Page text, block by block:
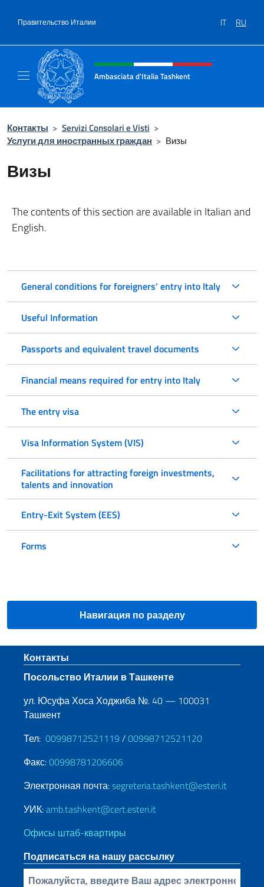
Правительство Италии IT RU
Шапка сайта, соцсети и
Ambasciata d'Italia Tashkent
Контакты > Servizi Consolari e Visti >
Услуги для иностранных граждан > Визы
Визы
The contents of this section are available in Italian and
English.
General conditions for foreigners’ entry into Italy
Useful Information
Passports and equivalent travel documents
Financial means required for entry into Italy
The entry visa
Visa Information System (VIS)
Facilitations for attracting foreign investments,
talents and innovation
Entry-Exit System (EES)
Forms
Навигация по разделу
Нижний колонтитул
Контакты
Посольство Италии в Ташкенте
ул. Юсуфа Хоса Ходжиба №. 40 — 100031
Ташкент
Тел: 00998712521119 /00998712521120
Факс:00998781206606
Электронная почта:segreteria.tashkent@esteri.it
УИК:amb.tashkent@cert.esteri.it
Офисы штаб-квартиры
Подписаться на нашу рассылку
Bставьте свой адрес электронной почты